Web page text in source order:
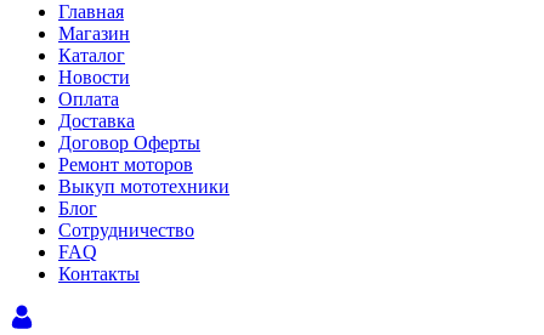
Главная
Магазин
Каталог
Новости
Оплата
Доставка
Договор Оферты
Ремонт моторов
Выкуп мототехники
Блог
Сотрудничество
FAQ
Контакты